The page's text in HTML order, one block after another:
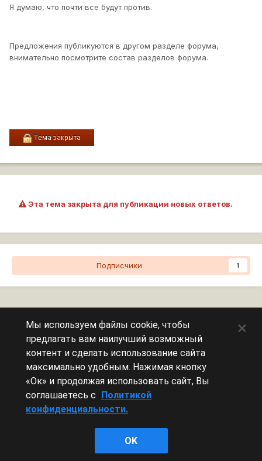
Я думаю, что почти все будут против.
Предложения публикуются в другом разделе форума,
внимательно посмотрите состав разделов форума.
Эта тема закрыта для публикации новых ответов.
Подписчики 1
Сейчас на странице
Эту страницу никто не просматривает.
Леста Игры
Powered by Invision Community
Мы используем файлы cookie, чтобы
предлагать вам наилучший возможный
контент и сделать использование сайта
максимально удобным. Нажимая кнопку
«Ок» и продолжая использовать сайт, Вы
соглашаетесь с Политикой
конфиденциальности.
OK
×